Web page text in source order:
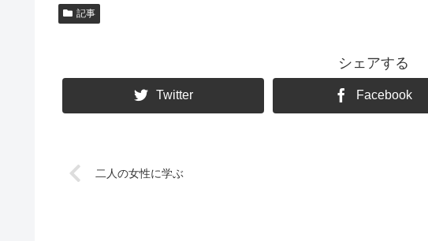
記事
シェアする
Twitter Facebook
二人の女性に学ぶ